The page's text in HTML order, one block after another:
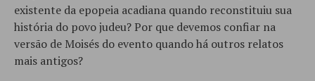
existente da epopeia acadiana quando reconstituiu sua
história do povo judeu? Por que devemos confiar na
versão de Moisés do evento quando há outros relatos
mais antigos?